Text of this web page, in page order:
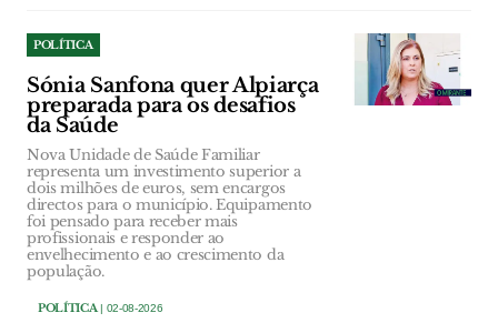
POLÍTICA
Sónia Sanfona quer Alpiarça
preparada para os desafios
da Saúde
Nova Unidade de Saúde Familiar
representa um investimento superior a
dois milhões de euros, sem encargos
directos para o município. Equipamento
foi pensado para receber mais
profissionais e responder ao
envelhecimento e ao crescimento da
população.
POLÍTICA| 02-08-2026